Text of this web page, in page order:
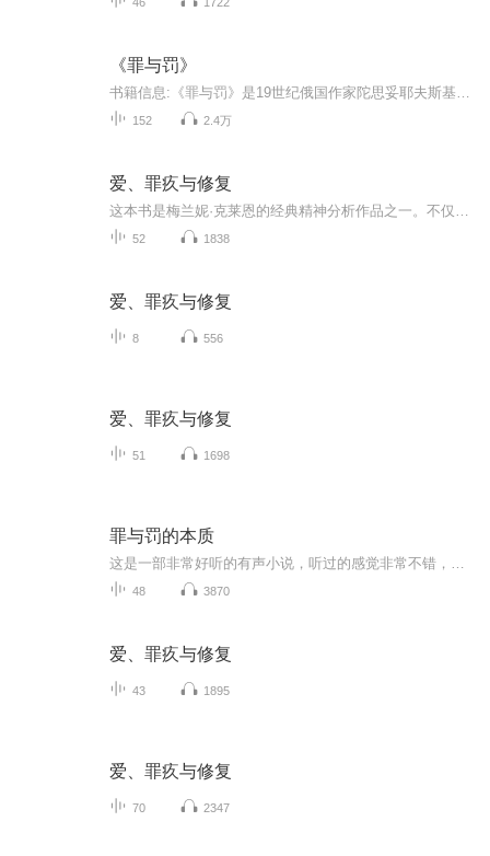
《罪与罚》
152 2.4万
爱、罪疚与修复
52 1838
爱、罪疚与修复
8 556
爱、罪疚与修复
51 1698
罪与罚的本质
48 3870
爱、罪疚与修复
43 1895
爱、罪疚与修复
70 2347